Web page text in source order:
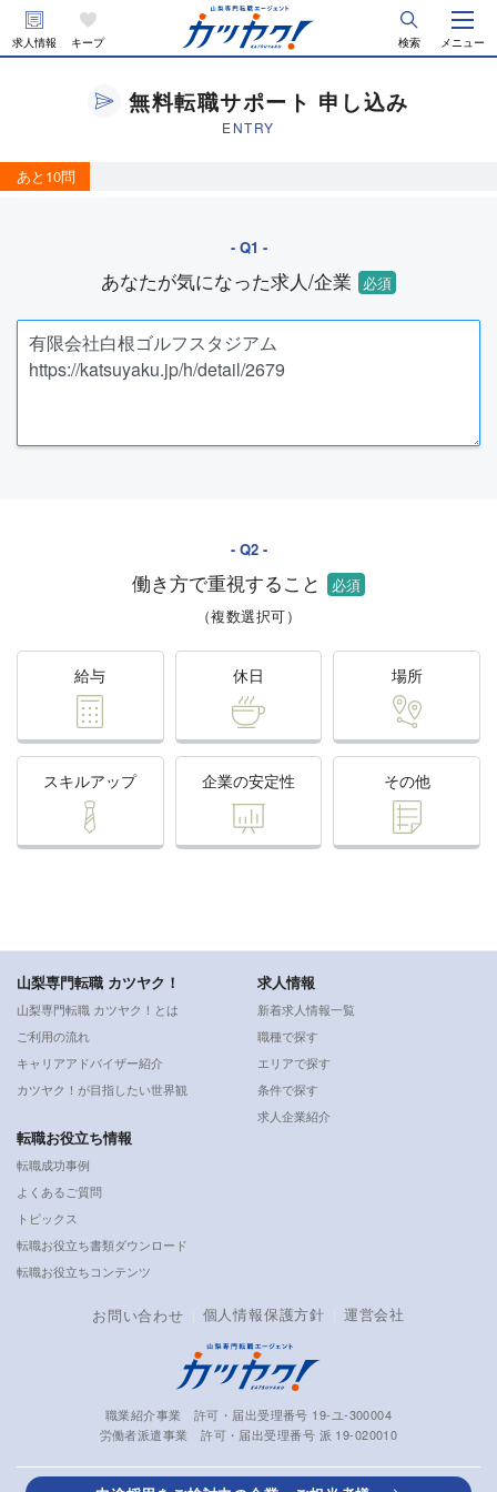
求人情報 キープ 検索 メニュー
無料転職サポート 申し込み
ENTRY
あと10問
あなたが気になった求人/企業
働き方で重視すること
（複数選択可）
給与 休日 場所
スキルアップ 企業の安定性 その他
山梨専門転職 カツヤク！
山梨専門転職 カツヤク！とは
ご利用の流れ
キャリアアドバイザー紹介
カツヤク！が目指したい世界観
求人情報
新着求人情報一覧
職種で探す
エリアで探す
条件で探す
求人企業紹介
転職お役立ち情報
転職成功事例
よくあるご質問
トピックス
転職お役立ち書類ダウンロード
転職お役立ちコンテンツ
お問い合わせ 個人情報保護方針 運営会社
職業紹介事業 許可・届出受理番号 19-ユ-300004
労働者派遣事業 許可・届出受理番号 派 19-020010